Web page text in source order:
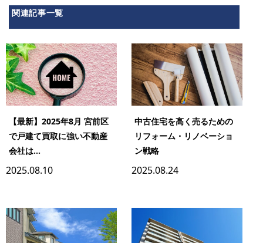
関連記事一覧
【最新】2025年8月 宮前区
で戸建て買取に強い不動産
会社は...
2025.08.10
中古住宅を高く売るための
リフォーム・リノベーショ
ン戦略
2025.08.24